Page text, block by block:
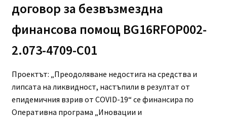
договор за безвъзмездна
финансова помощ BG16RFOP002-
2.073-4709-C01
Проектът: „Преодоляване недостига на средства и
липсата на ликвидност, настъпили в резултат от
епидемичния взрив от COVID-19“ се финансира по
Оперативна програма „Иновации и